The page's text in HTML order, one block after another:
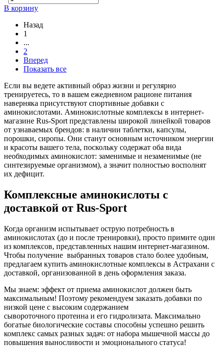
В корзину
Назад
1
...
2
Вперед
Показать все
Если вы ведете активный образ жизни и регулярно
тренируетесь, то в вашем ежедневном рационе питания
наверняка присутствуют спортивные добавки с
аминокислотами. Аминокислотные комплексы в интернет-
магазине Rus-Sport представлены широкой линейкой товаров
от узнаваемых брендов: в наличии таблетки, капсулы,
порошки, сиропы. Они станут основным источником энергии
и красоты вашего тела, поскольку содержат оба вида
необходимых аминокислот: заменимые и незаменимые (не
синтезируемые организмом), а значит полностью восполнят
их дефицит.
Комплексные аминокислоты с
доставкой от Rus-Sport
Когда организм испытывает острую потребность в
аминокислотах (до и после тренировки), просто примите один
из комплексов, представленных нашим интернет-магазином.
Чтобы получение выбранных товаров стало более удобным,
предлагаем купить аминокислотные комплексы в Астрахани с
доставкой, организованной в день оформления заказа.
Мы знаем: эффект от приема аминокислот должен быть
максимальным! Поэтому рекомендуем заказать добавки по
низкой цене с высоким содержанием
сывороточного протеина и его гидролизата. Максимально
богатые биологические составы способны успешно решить
комплекс самых разных задач: от набора мышечной массы до
повышения выносливости и эмоционального статуса!